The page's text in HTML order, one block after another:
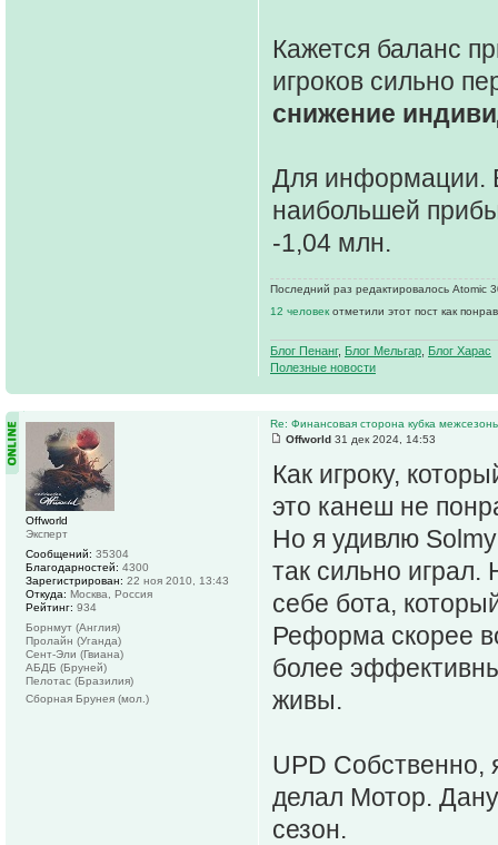
Кажется баланс
игроков сильно
снижение
Для информации.
наибольшей
-1,04 млн.
Последний раз редактировалось Atomic
12 человек отметили этот пост как
Блог Пенанг, Блог Мельгар Блог Харас
Полезные новости
Re: Финансовая сторона кубка
Offworld 31 дек 2024, 14:53
Как игроку,
это канеш не
Но я удивлю
так сильно
себе бота,
Реформа скорее
более
живы.
UPD Собственно,
делал Мотор.
сезон.
Offworld
Эксперт
Сообщений: 35304
Благодарностей: 4300
Зарегистрирован: 22 ноя 2010, 13:43
Откуда: Москва, Россия
Рейтинг: 934
Борнмут (Англия)
Пролайн (Уганда)
Сент-Эли (Гвиана)
АБДБ (Бруней)
Пелотас (Бразилия)
Сборная Брунея (мол.)